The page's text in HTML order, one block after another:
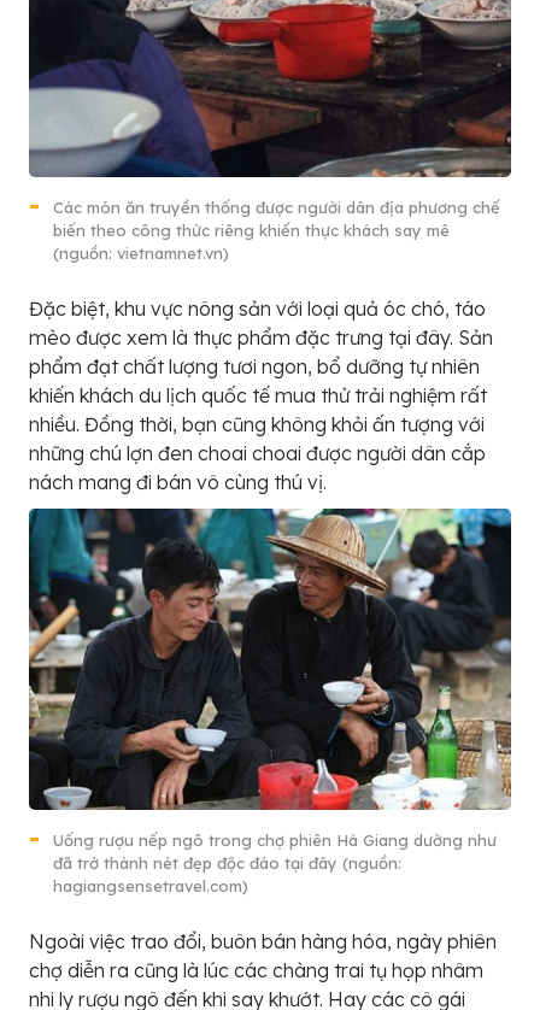
Các món ăn truyền thống được người dân địa phương chế
biến theo công thức riêng khiến thực khách say mê
(nguồn: vietnamnet.vn)
Đặc biệt, khu vực nông sản với loại quả óc chó, táo
mèo được xem là thực phẩm đặc trưng tại đây. Sản
phẩm đạt chất lượng tươi ngon, bổ dưỡng tự nhiên
khiến khách du lịch quốc tế mua thử trải nghiệm rất
nhiều. Đồng thời, bạn cũng không khỏi ấn tượng với
những chú lợn đen choai choai được người dân cắp
nách mang đi bán vô cùng thú vị.
Uống rượu nếp ngô trong chợ phiên Hà Giang dường như
đã trở thành nét đẹp độc đáo tại đây (nguồn:
hagiangsensetravel.com)
Ngoài việc trao đổi, buôn bán hàng hóa, ngày phiên
chợ diễn ra cũng là lúc các chàng trai tụ họp nhâm
nhi ly rượu ngô đến khi say khướt. Hay các cô gái